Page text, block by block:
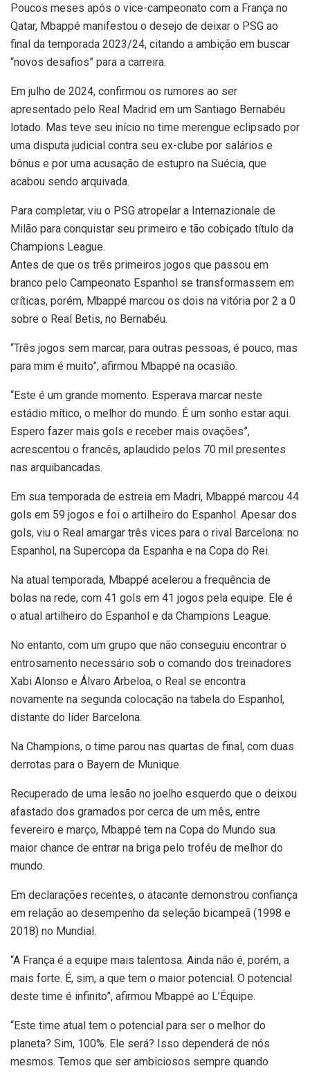
Poucos meses após o vice-campeonato com a França no
Qatar, Mbappé manifestou o desejo de deixar o PSG ao
final da temporada 2023/24, citando a ambição em buscar
“novos desafios” para a carreira.
Em julho de 2024, confirmou os rumores ao ser
apresentado pelo Real Madrid em um Santiago Bernabéu
lotado. Mas teve seu início no time merengue eclipsado por
uma disputa judicial contra seu ex-clube por salários e
bônus e por uma acusação de estupro na Suécia, que
acabou sendo arquivada.
Para completar, viu o PSG atropelar a Internazionale de
Milão para conquistar seu primeiro e tão cobiçado título da
Champions League.
Antes de que os três primeiros jogos que passou em
branco pelo Campeonato Espanhol se transformassem em
críticas, porém, Mbappé marcou os dois na vitória por 2 a 0
sobre o Real Betis, no Bernabéu.
“Três jogos sem marcar, para outras pessoas, é pouco, mas
para mim é muito”, afirmou Mbappé na ocasião.
“Este é um grande momento. Esperava marcar neste
estádio mítico, o melhor do mundo. É um sonho estar aqui.
Espero fazer mais gols e receber mais ovações”,
acrescentou o francês, aplaudido pelos 70 mil presentes
nas arquibancadas.
Em sua temporada de estreia em Madri, Mbappé marcou 44
gols em 59 jogos e foi o artilheiro do Espanhol. Apesar dos
gols, viu o Real amargar três vices para o rival Barcelona: no
Espanhol, na Supercopa da Espanha e na Copa do Rei.
Na atual temporada, Mbappé acelerou a frequência de
bolas na rede, com 41 gols em 41 jogos pela equipe. Ele é
o atual artilheiro do Espanhol e da Champions League.
No entanto, com um grupo que não conseguiu encontrar o
entrosamento necessário sob o comando dos treinadores
Xabi Alonso e Álvaro Arbeloa, o Real se encontra
novamente na segunda colocação na tabela do Espanhol,
distante do líder Barcelona.
Na Champions, o time parou nas quartas de final, com duas
derrotas para o Bayern de Munique.
Recuperado de uma lesão no joelho esquerdo que o deixou
afastado dos gramados por cerca de um mês, entre
fevereiro e março, Mbappé tem na Copa do Mundo sua
maior chance de entrar na briga pelo troféu de melhor do
mundo.
Em declarações recentes, o atacante demonstrou confiança
em relação ao desempenho da seleção bicampeã (1998 e
2018) no Mundial.
“A França é a equipe mais talentosa. Ainda não é, porém, a
mais forte. É, sim, a que tem o maior potencial. O potencial
deste time é infinito”, afirmou Mbappé ao L’Équipe.
“Este time atual tem o potencial para ser o melhor do
planeta? Sim, 100%. Ele será? Isso dependerá de nós
mesmos. Temos que ser ambiciosos sempre quando